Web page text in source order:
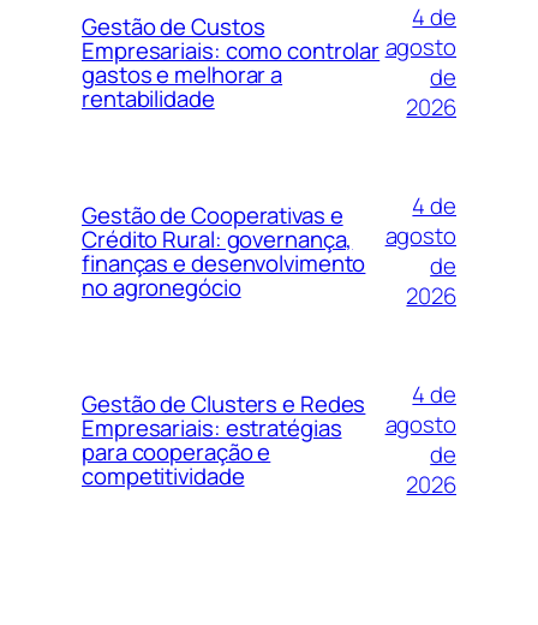
Gestão de Custos
Empresariais: como controlar
gastos e melhorar a
rentabilidade
4 de
agosto
de
2026
Gestão de Cooperativas e
Crédito Rural: governança,
finanças e desenvolvimento
no agronegócio
4 de
agosto
de
2026
Gestão de Clusters e Redes
Empresariais: estratégias
para cooperação e
competitividade
4 de
agosto
de
2026